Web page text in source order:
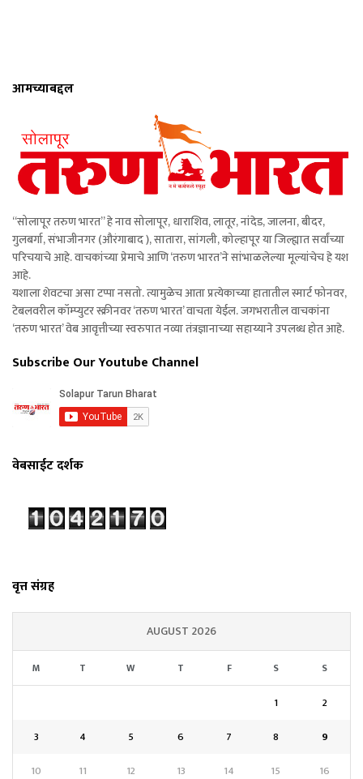
आमच्याबद्दल
“सोलापूर तरुण भारत” हे नाव सोलापूर, धाराशिव, लातूर, नांदेड, जालना, बीदर,
गुलबर्गा, संभाजीनगर (औरंगाबाद ), सातारा, सांगली, कोल्हापूर या जिल्ह्यात सर्वांच्या
परिचयाचे आहे. वाचकांच्या प्रेमाचे आणि ‘तरुण भारत’ने सांभाळलेल्या मूल्यांचेच हे यश
आहे.
यशाला शेवटचा असा टप्पा नसतो. त्यामुळेच आता प्रत्येकाच्या हातातील स्मार्ट फोनवर,
टेबलवरील कॉम्प्युटर स्क्रीनवर ‘तरुण भारत’ वाचता येईल. जगभरातील वाचकांना
‘तरुण भारत’ वेब आवृत्तीच्या स्वरुपात नव्या तंत्रज्ञानाच्या सहाय्याने उपलब्ध होत आहे.
Subscribe Our Youtube Channel
वेबसाईट दर्शक
वृत्त संग्रह
AUGUST 2026
M T W T F S S
1
2
3
4 5 6 7 8
9
10
11 12 13 14 15 16